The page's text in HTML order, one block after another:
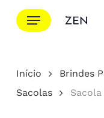
para
principal
Menu
Cotação
Início Brindes
Sacolas